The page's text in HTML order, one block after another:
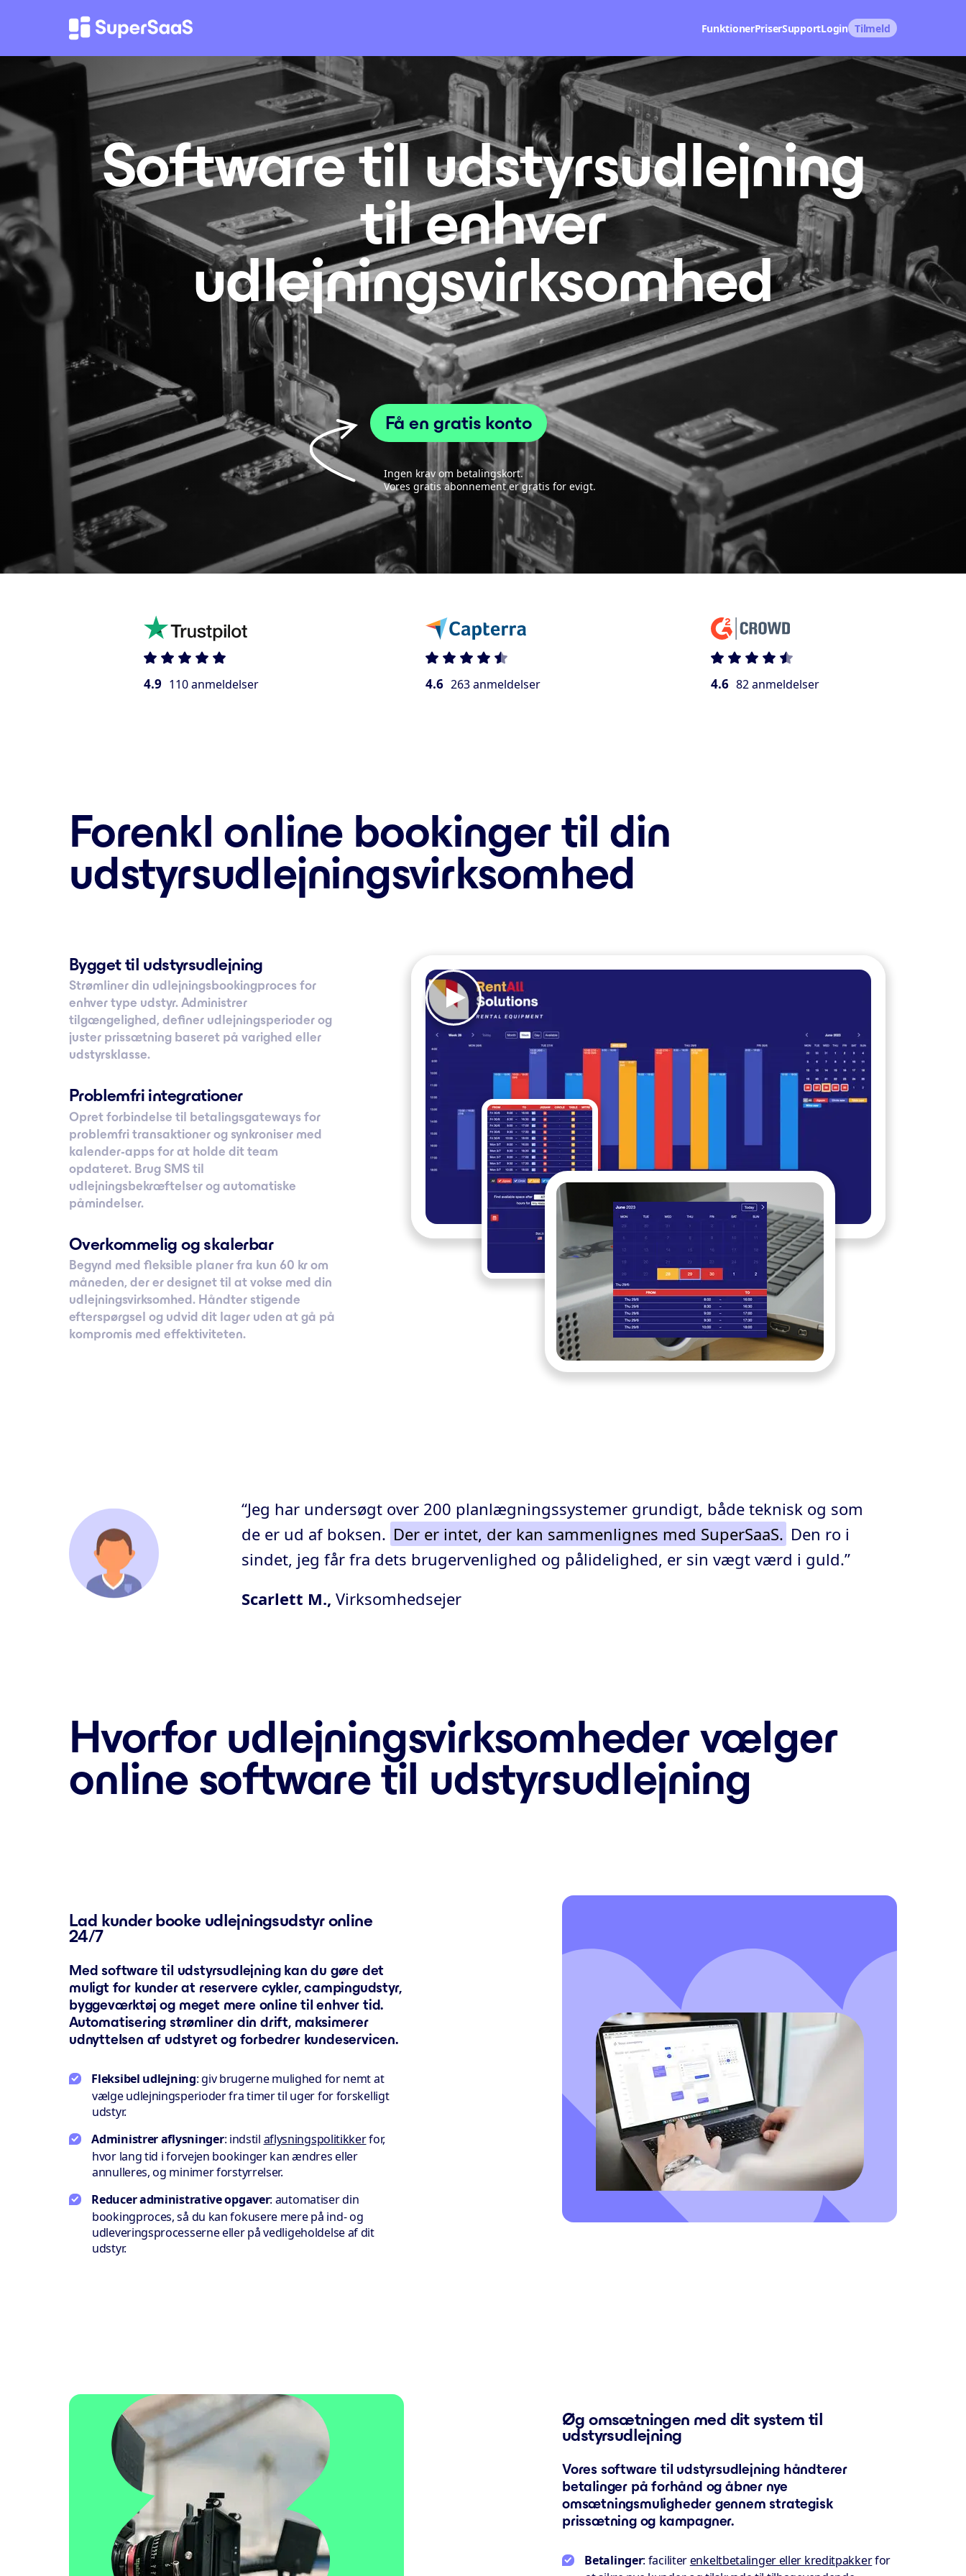
FunktionerPriserSupportLogin Tilmeld
Software til udstyrsudlejning
til enhver
udlejningsvirksomhed
Få en gratis konto
Ingen krav om betalingskort.
Vores gratis abonnement er gratis for evigt.
4.9 110 anmeldelser 4.6 263 anmeldelser 4.6 82 anmeldelser
Forenkl online bookinger til din
udstyrsudlejningsvirksomhed
Bygget til udstyrsudlejning
Strømliner din udlejningsbookingproces for
enhver type udstyr. Administrer
tilgængelighed, definer udlejningsperioder og
juster prissætning baseret på varighed eller
udstyrsklasse.
Problemfri integrationer
Opret forbindelse til betalingsgateways for
problemfri transaktioner og synkroniser med
kalender-apps for at holde dit team
opdateret. Brug SMS til
udlejningsbekræftelser og automatiske
påmindelser.
Overkommelig og skalerbar
Begynd med fleksible planer fra kun 60 kr om
måneden, der er designet til at vokse med din
udlejningsvirksomhed. Håndter stigende
efterspørgsel og udvid dit lager uden at gå på
kompromis med effektiviteten.
“Jeg har undersøgt over 200 planlægningssystemer grundigt, både teknisk og som
de er ud af boksen. Der er intet, der kan sammenlignes med SuperSaaS. Den ro i
sindet, jeg får fra dets brugervenlighed og pålidelighed, er sin vægt værd i guld.”
Scarlett M., Virksomhedsejer
Hvorfor udlejningsvirksomheder vælger
online software til udstyrsudlejning
Lad kunder booke udlejningsudstyr online
24/7
Med software til udstyrsudlejning kan du gøre det
muligt for kunder at reservere cykler, campingudstyr,
byggeværktøj og meget mere online til enhver tid.
Automatisering strømliner din drift, maksimerer
udnyttelsen af udstyret og forbedrer kundeservicen.
Fleksibel udlejning: giv brugerne mulighed for nemt at
vælge udlejningsperioder fra timer til uger for forskelligt
udstyr.
Administrer aflysninger: indstil aflysningspolitikkerfor,
hvor lang tid i forvejen bookinger kan ændres eller
annulleres, og minimer forstyrrelser.
Reducer administrative opgaver: automatiser din
bookingproces, så du kan fokusere mere på ind- og
udleveringsprocesserne eller på vedligeholdelse af dit
udstyr.
Øg omsætningen med dit system til
udstyrsudlejning
Vores software til udstyrsudlejning håndterer
betalinger på forhånd og åbner nye
omsætningsmuligheder gennem strategisk
prissætning og kampagner.
Betalinger: faciliterenkeltbetalinger eller kreditpakkerfor